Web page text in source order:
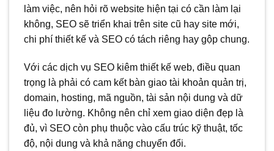
làm việc, nên hỏi rõ website hiện tại có cần làm lại
không, SEO sẽ triển khai trên site cũ hay site mới,
chi phí thiết kế và SEO có tách riêng hay gộp chung.
Với các dịch vụ SEO kiêm thiết kế web, điều quan
trọng là phải có cam kết bàn giao tài khoản quản trị,
domain, hosting, mã nguồn, tài sản nội dung và dữ
liệu đo lường. Không nên chỉ xem giao diện đẹp là
đủ, vì SEO còn phụ thuộc vào cấu trúc kỹ thuật, tốc
độ, nội dung và khả năng chuyển đổi.